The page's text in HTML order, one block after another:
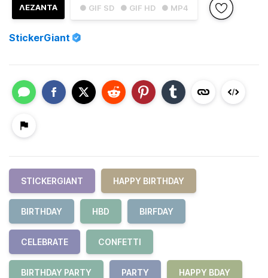
● GIF SD ● GIF HD ● MP4
ΛΕΖΑΝΤΑ
StickerGiant
STICKERGIANT HAPPY BIRTHDAY
BIRTHDAY HBD BIRFDAY
CELEBRATE CONFETTI
BIRTHDAY PARTY PARTY HAPPY BDAY